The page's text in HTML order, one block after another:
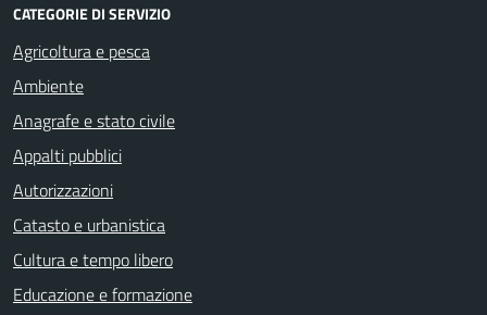
CATEGORIE DI SERVIZIO
Agricoltura e pesca
Ambiente
Anagrafe e stato civile
Appalti pubblici
Autorizzazioni
Catasto e urbanistica
Cultura e tempo libero
Educazione e formazione